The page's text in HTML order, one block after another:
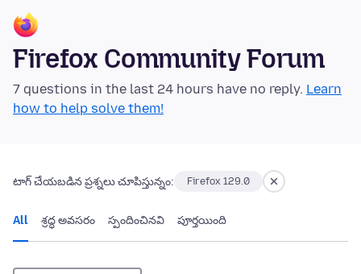
Firefox Community Forum
7 questions in the last 24 hours have no reply. Learn
how to help solve them!
టాగ్ చేయబడిన ప్రశ్నలు చూపిస్తున్నం: Firefox 129.0
All శ్రద్ధ అవసరం స్పందించినవి పూర్తయింది